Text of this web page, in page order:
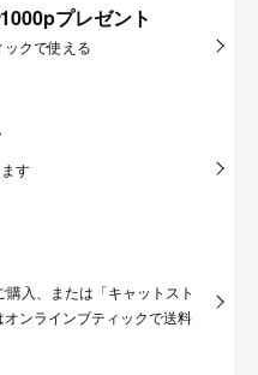
プレゼント
クで使える
す
入、または「キャットスト
ンラインブティックで送料